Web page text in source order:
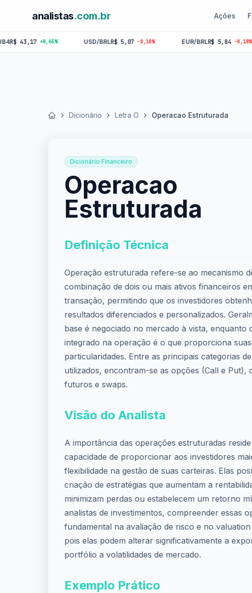
analistas.com.br Ações
+0,65% USD/BRLR$ 5,07 -0,10% EUR/BRLR$ 5,84 -0,18%
Início Dicionário Letra O Operacao Estruturada
Dicionário Financeiro
Operacao
Estruturada
Definição Técnica
Operação estruturada refere-se ao mecanismo
combinação de dois ou mais ativos financeiros
transação, permitindo que os investidores
resultados diferenciados e personalizados.
base é negociado no mercado à vista, enquanto
integrado na operação é o que proporciona suas
particularidades. Entre as principais categorias
utilizados, encontram-se as opções (Call e Put),
futuros e swaps.
Visão do Analista
A importância das operações estruturadas
capacidade de proporcionar aos investidores
flexibilidade na gestão de suas carteiras. Elas
criação de estratégias que aumentam a
minimizam perdas ou estabelecem um retorno
analistas de investimentos, compreender essas
fundamental na avaliação de risco e no valuation
pois elas podem alterar significativamente a
portfólio a volatilidades de mercado.
Exemplo Prático